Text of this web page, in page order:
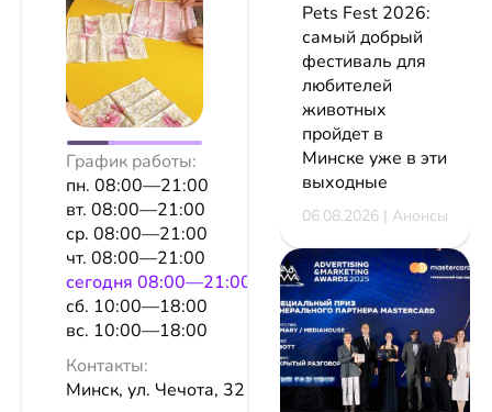
График работы:
пн. 08:00—21:00
вт. 08:00—21:00
ср. 08:00—21:00
чт. 08:00—21:00
сeгодня 08:00—21:00
сб. 10:00—18:00
вс. 10:00—18:00
Контакты:
Минск, ул. Чечота, 32
Pets Fest 2026:
самый добрый
фестиваль для
любителей
животных
пройдет в
Минске уже в эти
выходные
06.08.2026 | Анонсы